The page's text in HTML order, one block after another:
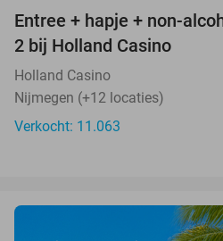
Entree + hapje + non-
2 bij Holland Casino
Holland Casino
Nijmegen (+12 locaties)
Verkocht: 11.063